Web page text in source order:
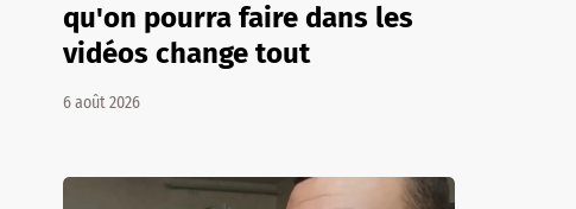
qu'on pourra faire dans les
vidéos change tout
6 août 2026